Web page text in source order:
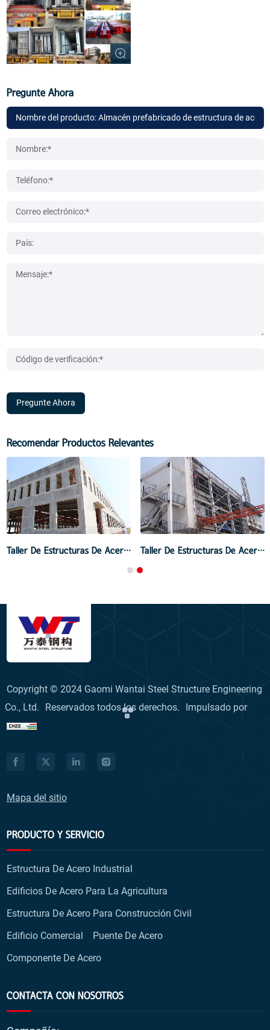
Pregunte Ahora
Pregunte Ahora
Recomendar Productos Relevantes
Taller De Estructuras De Acero Para Radiadores De Automóviles Taller De Estructuras De Acero De Kerry Food And Oil
Copyright © 2024 Gaomi Wantai Steel Structure Engineering
Co., Ltd.
Reservados todos los derechos. Impulsado por
Mapa del sitio
PRODUCTO Y SERVICIO
Estructura De Acero Industrial
Edificios De Acero Para La Agricultura
Estructura De Acero Para Construcción Civil
Edificio Comercial
Puente De Acero
Componente De Acero
CONTACTA CON NOSOTROS